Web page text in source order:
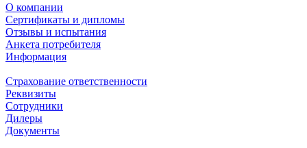
О компании
Сертификаты и дипломы
Отзывы и испытания
Анкета потребителя
Информация
Страхование ответственности
Реквизиты
Сотрудники
Дилеры
Документы